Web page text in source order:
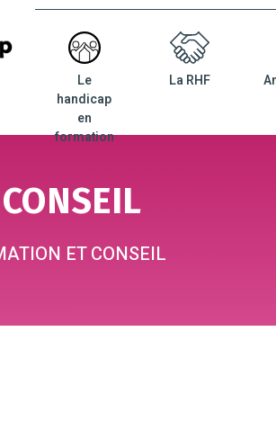
Menu
principal
Le
handicap
en
formation
La RHF
ET CONSEIL